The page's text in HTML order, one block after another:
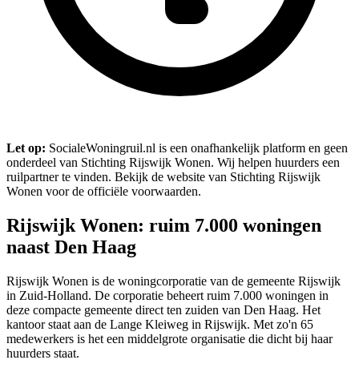
Let op: SocialeWoningruil.nl is een onafhankelijk platform en geen
onderdeel van Stichting Rijswijk Wonen. Wij helpen huurders een
ruilpartner te vinden. Bekijk de website van Stichting Rijswijk
Wonen voor de officiële voorwaarden.
Rijswijk Wonen: ruim 7.000 woningen
naast Den Haag
Rijswijk Wonen is de woningcorporatie van de gemeente Rijswijk
in Zuid-Holland. De corporatie beheert ruim 7.000 woningen in
deze compacte gemeente direct ten zuiden van Den Haag. Het
kantoor staat aan de Lange Kleiweg in Rijswijk. Met zo'n 65
medewerkers is het een middelgrote organisatie die dicht bij haar
huurders staat.